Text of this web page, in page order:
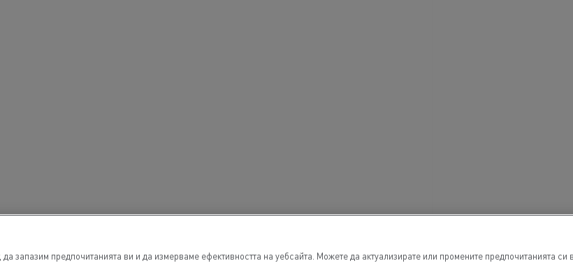
запазим предпочитанията ви и да измерваме ефективността на уебсайта. Можете да актуализирате или промените предпочитанията